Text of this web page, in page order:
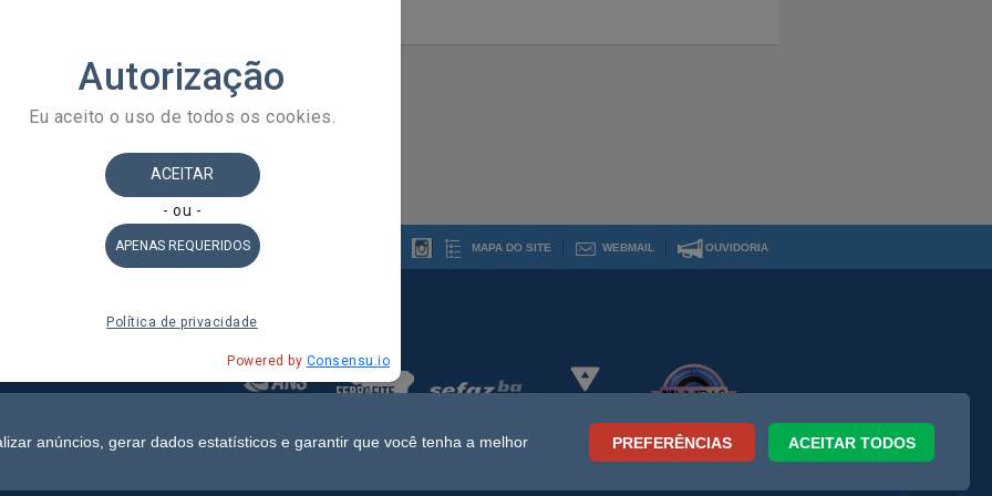
OUVIDORIA
WEBMAIL
MAPA DO SITE
Estado da Bahia
anúncios, gerar dados estatísticos e garantir que você tenha a melhor
PREFERÊNCIAS ACEITAR TODOS